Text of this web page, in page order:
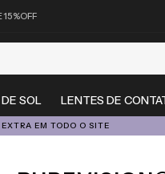
SOL LENTES DE
EM TODO O SITE